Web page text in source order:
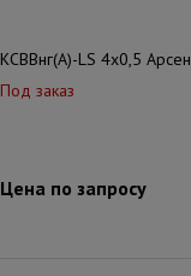
КСВВнг(А)-LS 4х0,5
Под заказ
Цена по запросу